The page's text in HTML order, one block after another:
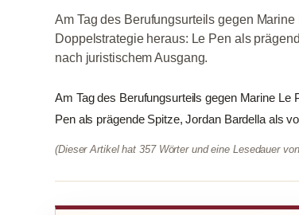
Am Tag des Berufungsurteils gegen
Doppelstrategie heraus: Le Pen als
nach juristischem Ausgang.
Am Tag des Berufungsurteils gegen Marine
Pen als prägende Spitze, Jordan Bardella als
(Dieser Artikel hat 357 Wörter und eine Lesedauer